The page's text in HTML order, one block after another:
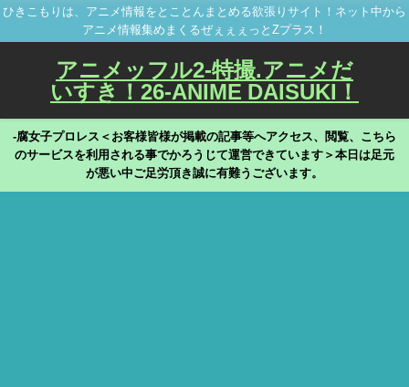
ひきこもりは、アニメ情報をとことんまとめる欲張りサイト！ネット中から
アニメ情報集めまくるぜぇぇぇっとZプラス！
アニメッフル2-特撮.アニメだ
いすき！26-ANIME DAISUKI！
-腐女子プロレス＜お客様皆様が掲載の記事等へアクセス、閲覧、こちら
のサービスを利用される事でかろうじて運営できています＞本日は足元
が悪い中ご足労頂き誠に有難うございます。